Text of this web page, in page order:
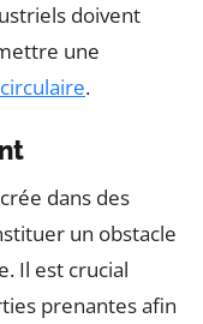
doivent
une
.
dans des
un obstacle
Il est crucial
prenantes afin